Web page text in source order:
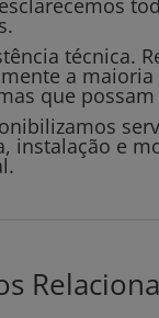
técnica.
a maioria
que
instalação e